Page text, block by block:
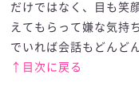
だけではなく、目も笑
えてもらって嫌な気持
でいれば会話もどんど
↑目次に戻る